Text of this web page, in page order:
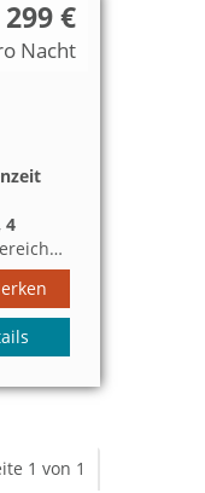
4
299 €
Nacht
1 von 1